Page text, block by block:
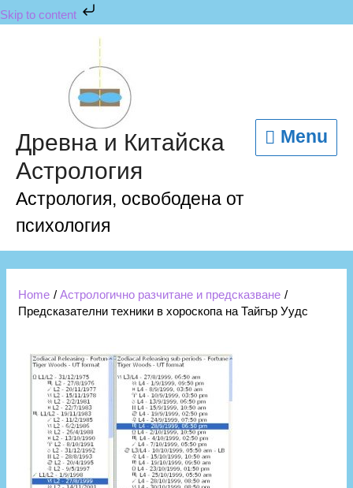
Skip to content
Древна и Китайска
Астрология
Астрология, освободена от
психология
Menu
Home
Астрологично разчитане и предсказване
Предсказателни техники в хороскопа на Тайгър Уудс